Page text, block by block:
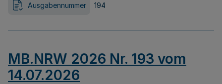
Ausgabennummer 194
MB.NRW 2026 Nr. 193 vom
14.07.2026